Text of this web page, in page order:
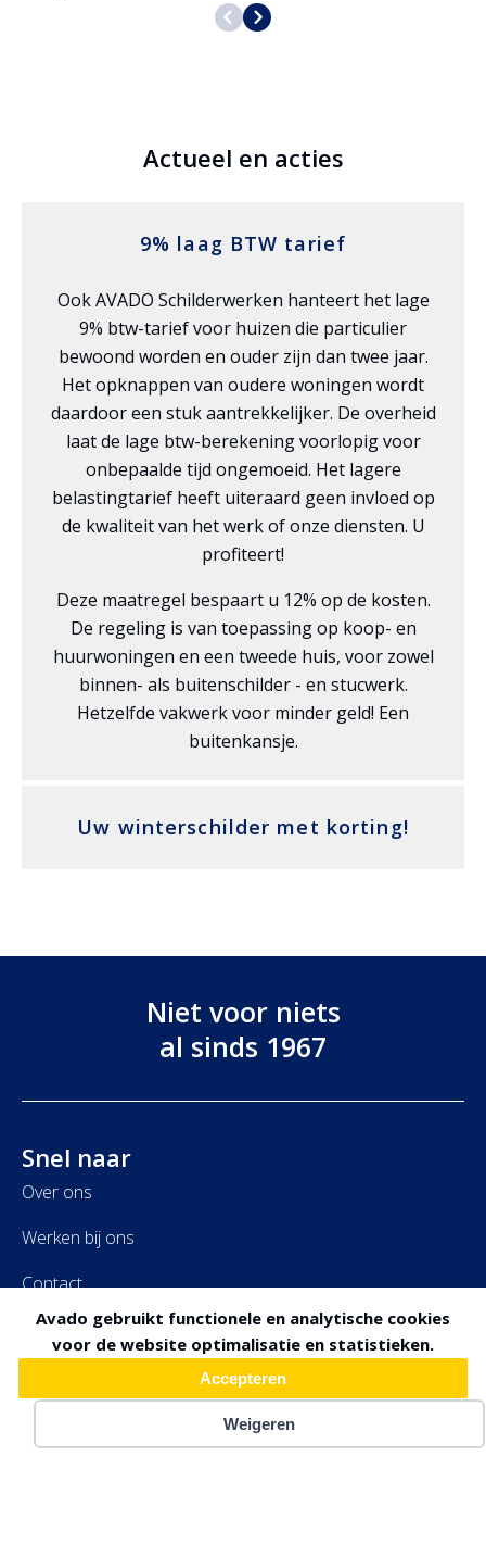
Avado gebruikt functionele en analytische cookies
voor de website optimalisatie en statistieken.
Accepteren
Weigeren
Actueel en acties
9% laag BTW tarief
Ook AVADO Schilderwerken hanteert het lage
9% btw-tarief voor huizen die particulier
bewoond worden en ouder zijn dan twee jaar.
Het opknappen van oudere woningen wordt
daardoor een stuk aantrekkelijker. De overheid
laat de lage btw-berekening voorlopig voor
onbepaalde tijd ongemoeid. Het lagere
belastingtarief heeft uiteraard geen invloed op
de kwaliteit van het werk of onze diensten. U
profiteert!
Deze maatregel bespaart u 12% op de kosten.
De regeling is van toepassing op koop- en
huurwoningen en een tweede huis, voor zowel
binnen- als buitenschilder - en stucwerk.
Hetzelfde vakwerk voor minder geld! Een
buitenkansje.
Uw winterschilder met korting!
Niet voor niets
al sinds 1967
Snel naar
Over ons
Werken bij ons
Contact
Onze Diensten